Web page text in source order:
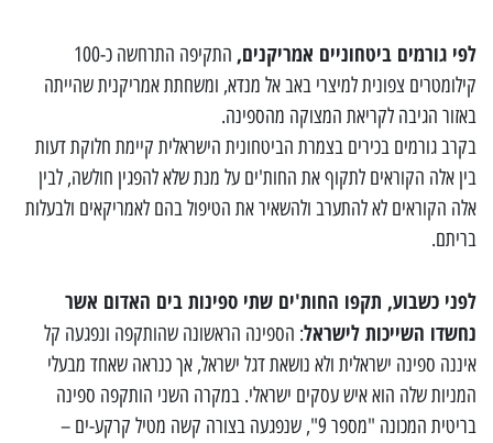
לפי גורמים ביטחוניים אמריקנים,
התקיפה התרחשה כ-100
קילומטרים צפונית למיצרי באב אל מנדא, ומשחתת אמריקנית שהייתה
באזור הגיבה לקריאת המצוקה מהספינה.
בקרב גורמים בכירים בצמרת הביטחונית הישראלית קיימת חלוקת דעות
בין אלה הקוראים לתקוף את החות'ים על מנת שלא להפגין חולשה, לבין
אלה הקוראים לא להתערב ולהשאיר את הטיפול בהם לאמריקאים ולבעלות
בריתם.
לפני כשבוע, תקפו החות'ים שתי ספינות בים האדום אשר
נחשדו השייכות לישראל: הספינה הראשונה שהותקפה ונפגעה קל
איננה ספינה ישראלית ולא נושאת דגל ישראל, אך כנראה שאחד מבעלי
המניות שלה הוא איש עסקים ישראלי. במקרה השני הותקפה ספינה
בריטית המכונה "מספר 9", שנפגעה בצורה קשה מטיל קרקע-ים –